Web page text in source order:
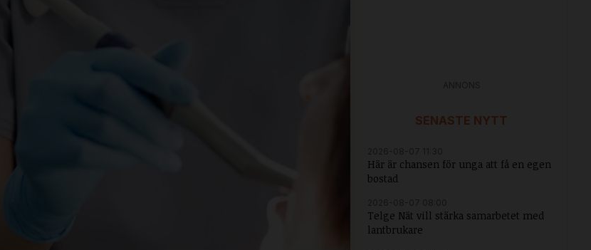
SENASTE NYTT
Här är chansen för unga att få en egen
bostad
Telge Nät vill stärka samarbetet med
lantbrukare